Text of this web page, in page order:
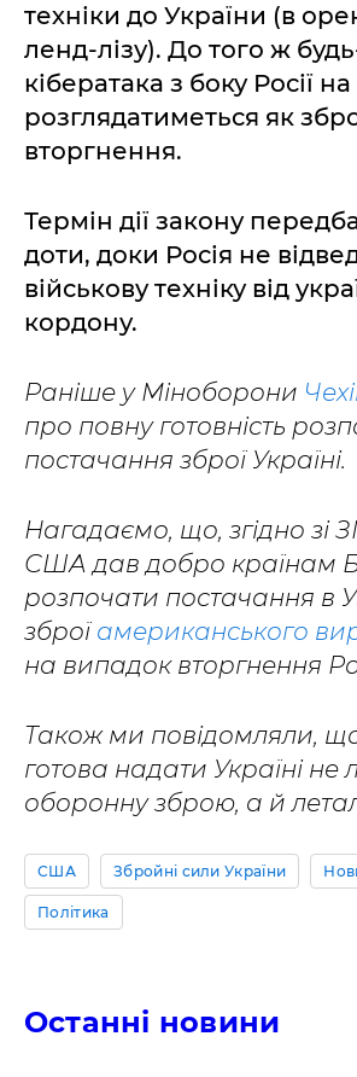
техніки до України (в
ленд-лізу). До того ж
кібератака з боку Росії
розглядатиметься як
вторгнення.
Термін дії закону
доти, доки Росія не
військову техніку від
кордону.
Раніше у Міноборони
про повну готовність
постачання зброї Україні.
Нагадаємо, що, згідно зі
США дав добро країнам
розпочати постачання в
зброї американського
на випадок вторгнення
Також ми повідомляли,
готова надати Україні не
оборонну зброю, а й
США Збройні сили України
Політика
Останні новини